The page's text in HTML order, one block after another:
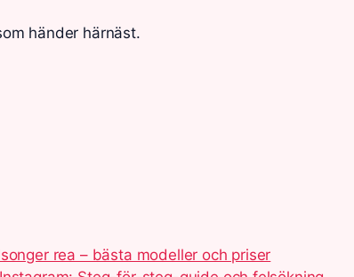
händer härnäst.
rea – bästa modeller och priser